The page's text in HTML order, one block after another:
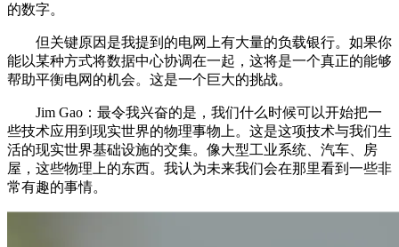
的数字。
但关键原因是我提到的电网上有大量的负载银行。如果你
能以某种方式将数据中心协调在一起，这将是一个真正的能够
帮助平衡电网的机会。这是一个巨大的挑战。
Jim Gao：最令我兴奋的是，我们什么时候可以开始把一
些技术应用到现实世界的物理事物上。这是这项技术与我们生
活的现实世界基础设施的交集。像大型工业系统、汽车、房
屋，这些物理上的东西。我认为未来我们会在那里看到一些非
常有趣的事情。